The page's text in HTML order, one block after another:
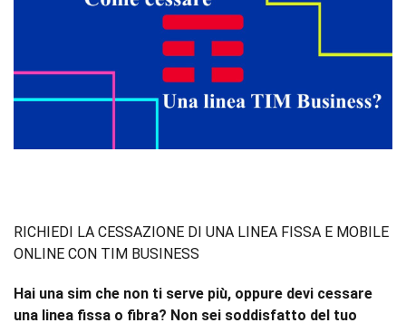
RICHIEDI LA CESSAZIONE DI UNA LINEA FISSA E MOBILE
ONLINE CON TIM BUSINESS
Hai una sim che non ti serve più, oppure devi cessare
una linea fissa o fibra? Non sei soddisfatto del tuo